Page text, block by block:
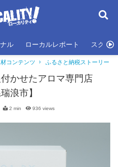
ル ローカルレポート スクール
コンテンツ ふるさと納税ストーリー
かせたアロマ専門店
浪市】
2 min 936 views